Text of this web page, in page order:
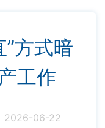
”方式暗
工作
2026-06-22